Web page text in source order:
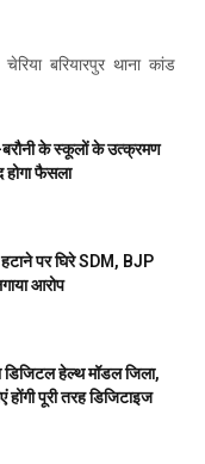
बरियारपुर थाना कांड
बरौनी के स्कूलों के उत्क्रमण
होगा फैसला
पर घिरे SDM, BJP
आरोप
डिजिटल हेल्थ मॉडल जिला,
पूरी तरह डिजिटाइज